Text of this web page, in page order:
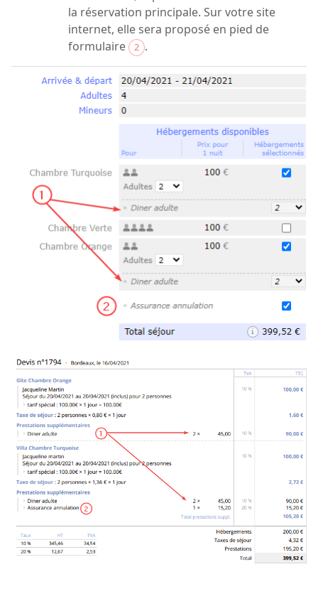
la réservation principale. Sur votre site
internet, elle sera proposé en pied de
formulaire
2 .